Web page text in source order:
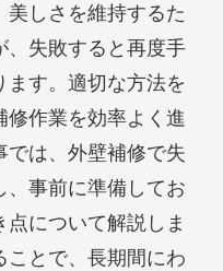
しさを維持するた
、失敗すると再度手
ます。適切な方法を
作業を効率よく進
では、外壁補修で失
、事前に準備してお
点について解説しま
ことで、長期間にわ